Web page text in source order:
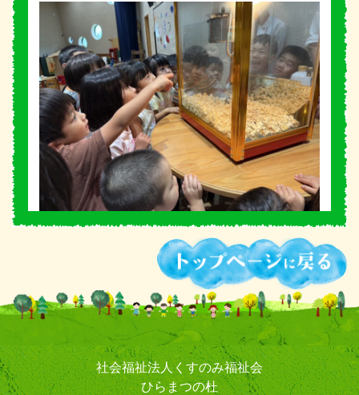
社会福祉法人くすのみ福祉会
ひらまつの杜